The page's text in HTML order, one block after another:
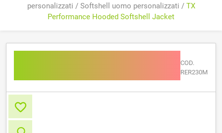
personalizzati / Softshell uomo personalizzati / TX
Performance Hooded Softshell Jacket
COD.
RER230M